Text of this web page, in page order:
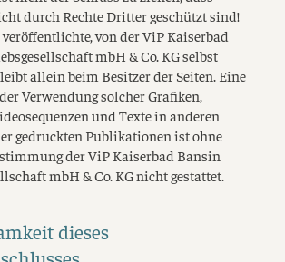
durch Rechte Dritter geschützt sind!
von der ViP Kaiserbad
mbH & Co. KG selbst
allein beim Besitzer der Seiten. Eine
Verwendung solcher Grafiken,
und Texte in anderen
gedruckten Publikationen ist ohne
der ViP Kaiserbad Bansin
mbH & Co. KG nicht gestattet.
dieses